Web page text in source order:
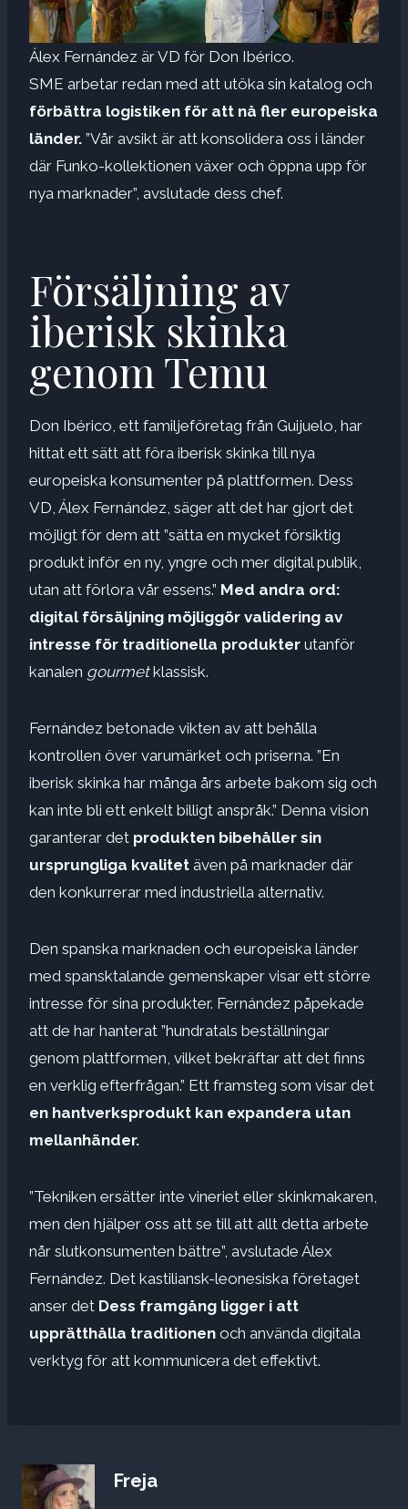
Álex Fernández är VD för Don Ibérico.
SME arbetar redan med att utöka sin katalog och
förbättra logistiken för att nå fler europeiska
länder. ”Vår avsikt är att konsolidera oss i länder
där Funko-kollektionen växer och öppna upp för
nya marknader”, avslutade dess chef.
Försäljning av
iberisk skinka
genom Temu
Don Ibérico, ett familjeföretag från Guijuelo, har
hittat ett sätt att föra iberisk skinka till nya
europeiska konsumenter på plattformen. Dess
VD, Álex Fernández, säger att det har gjort det
möjligt för dem att ”sätta en mycket försiktig
produkt inför en ny, yngre och mer digital publik,
utan att förlora vår essens.” Med andra ord:
digital försäljning möjliggör validering av
intresse för traditionella produkter utanför
kanalen gourmetklassisk.
Fernández betonade vikten av att behålla
kontrollen över varumärket och priserna. ”En
iberisk skinka har många års arbete bakom sig och
kan inte bli ett enkelt billigt anspråk.” Denna vision
garanterar det produkten bibehåller sin
ursprungliga kvalitet även på marknader där
den konkurrerar med industriella alternativ.
Den spanska marknaden och europeiska länder
med spansktalande gemenskaper visar ett större
intresse för sina produkter. Fernández påpekade
att de har hanterat ”hundratals beställningar
genom plattformen, vilket bekräftar att det finns
en verklig efterfrågan.” Ett framsteg som visar det
en hantverksprodukt kan expandera utan
mellanhänder.
”Tekniken ersätter inte vineriet eller skinkmakaren,
men den hjälper oss att se till att allt detta arbete
når slutkonsumenten bättre”, avslutade Álex
Fernández. Det kastiliansk-leonesiska företaget
anser det Dess framgång ligger i att
upprätthålla traditionen och använda digitala
verktyg för att kommunicera det effektivt.
Freja